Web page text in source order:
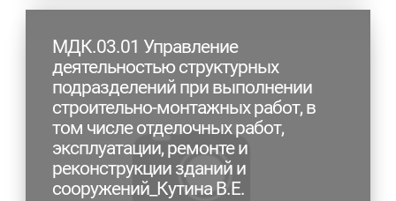
МДК.03.01 Управление
деятельностью структурных
подразделений при выполнении
строительно-монтажных работ, в
том числе отделочных работ,
эксплуатации, ремонте и
реконструкции зданий и
сооружений_Кутина В.Е.